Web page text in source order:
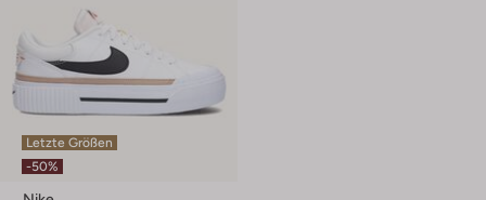
Letzte Größen
-50%